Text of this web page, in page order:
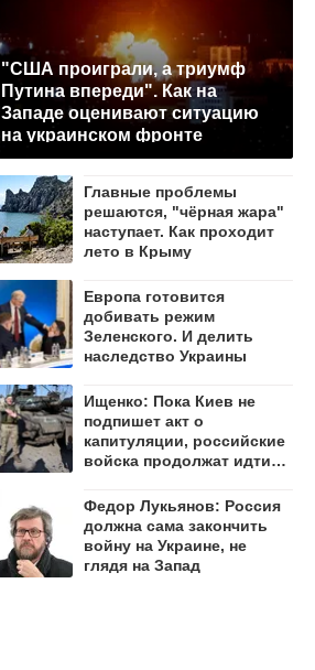
"США проиграли, а триумф
Путина впереди". Как на
Западе оценивают ситуацию
на украинском фронте
Главные проблемы
решаются, "чёрная жара"
наступает. Как проходит
лето в Крыму
Европа готовится
добивать режим
Зеленского. И делить
наследство Украины
Ищенко: Пока Киев не
подпишет акт о
капитуляции, российские
войска продолжат идти
Федор Лукьянов: Россия
должна сама закончить
войну на Украине, не
глядя на Запад